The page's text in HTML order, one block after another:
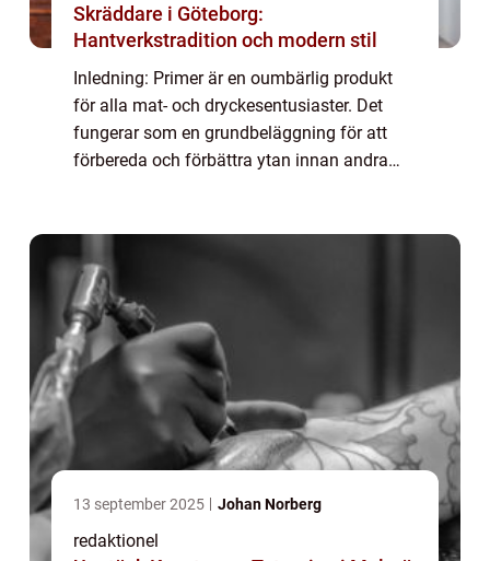
Skräddare i Göteborg:
Hantverkstradition och modern stil
Inledning: Primer är en oumbärlig produkt
för alla mat- och dryckesentusiaster. Det
fungerar som en grundbeläggning för att
förbereda och förbättra ytan innan andra
13 september 2025 Johan Norberg
redaktionel